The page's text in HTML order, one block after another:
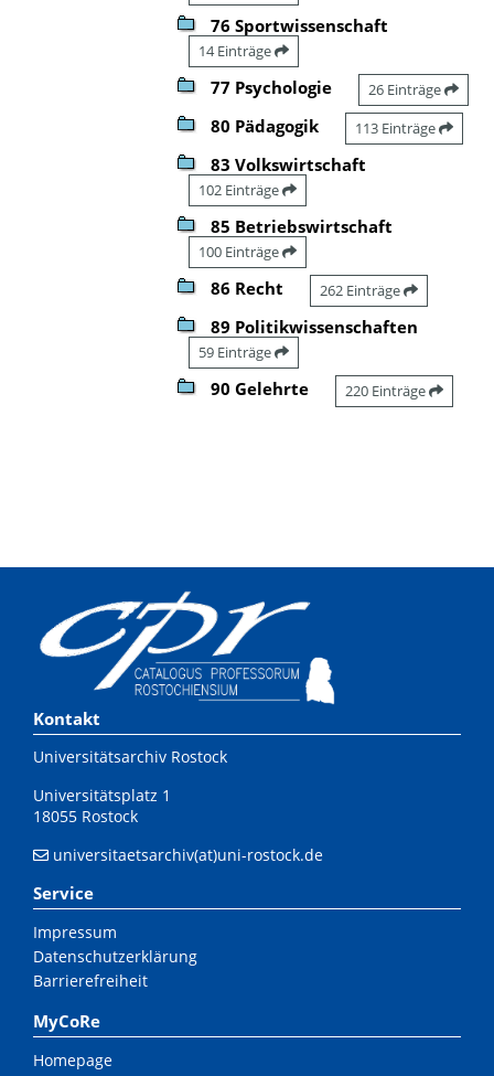
76 Sportwissenschaft
14 Einträge
77 Psychologie 26 Einträge
80 Pädagogik 113 Einträge
83 Volkswirtschaft
102 Einträge
85 Betriebswirtschaft
100 Einträge
86 Recht 262 Einträge
89 Politikwissenschaften
59 Einträge
90 Gelehrte 220 Einträge
Kontakt
Universitätsarchiv Rostock
Universitätsplatz 1
18055 Rostock
universitaetsarchiv(at)uni-rostock.de
Service
Impressum
Datenschutzerklärung
Barrierefreiheit
MyCoRe
Homepage